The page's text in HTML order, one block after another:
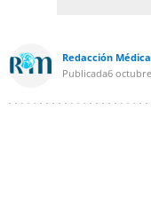
Redacción Médica
Publicada6